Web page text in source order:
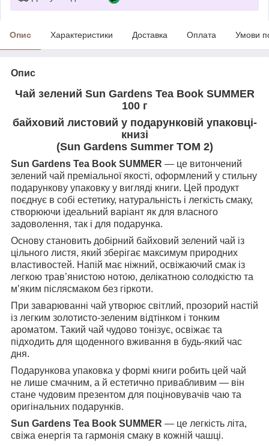
Опис Характеристики Доставка Оплата Умови
Опис
Чай зелений Sun Gardens Tea Book SUMMER
100 г
байховий листовий у подарунковій упаковці-
книзі
(Sun Gardens Summer ТОМ 2)
Sun Gardens Tea Book SUMMER — це витончений
зелений чай преміальної якості, оформлений у стильну
подарункову упаковку у вигляді книги. Цей продукт
поєднує в собі естетику, натуральність і легкість смаку,
створюючи ідеальний варіант як для власного
задоволення, так і для подарунка.
Основу становить добірний байховий зелений чай із
цільного листя, який зберігає максимум природних
властивостей. Напій має ніжний, освіжаючий смак із
легкою трав’янистою нотою, делікатною солодкістю та
м’яким післясмаком без гіркоти.
При заварюванні чай утворює світлий, прозорий настій
із легким золотисто-зеленим відтінком і тонким
ароматом. Такий чай чудово тонізує, освіжає та
підходить для щоденного вживання в будь-який час
дня.
Подарункова упаковка у формі книги робить цей чай
не лише смачним, а й естетично привабливим — він
стане чудовим презентом для поціновувачів чаю та
оригінальних подарунків.
Sun Gardens Tea Book SUMMER — це легкість літа,
свіжа енергія та гармонія смаку в кожній чашці.